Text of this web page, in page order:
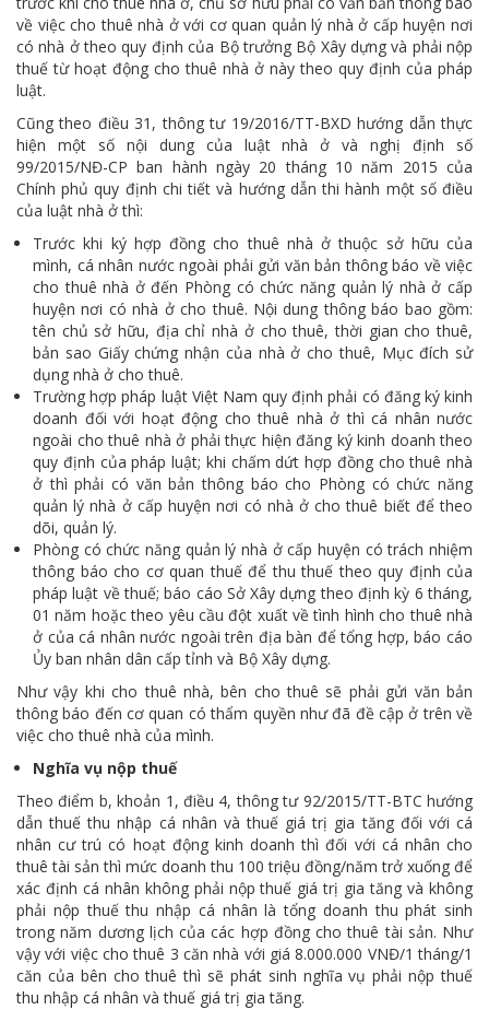
về việc cho thuê nhà ở với cơ quan quản lý nhà ở cấp huyện nơi
có nhà ở theo quy định của Bộ trưởng Bộ Xây dựng và phải nộp
thuế từ hoạt động cho thuê nhà ở này theo quy định của pháp
luật.
Cũng theo điều 31, thông tư 19/2016/TT-BXD hướng dẫn thực
hiện một số nội dung của luật nhà ở và nghị định số
99/2015/NĐ-CP ban hành ngày 20 tháng 10 năm 2015 của
Chính phủ quy định chi tiết và hướng dẫn thi hành một số điều
của luật nhà ở thì:
Trước khi ký hợp đồng cho thuê nhà ở thuộc sở hữu của
mình, cá nhân nước ngoài phải gửi văn bản thông báo về việc
cho thuê nhà ở đến Phòng có chức năng quản lý nhà ở cấp
huyện nơi có nhà ở cho thuê. Nội dung thông báo bao gồm:
tên chủ sở hữu, địa chỉ nhà ở cho thuê, thời gian cho thuê,
bản sao Giấy chứng nhận của nhà ở cho thuê, Mục đích sử
dụng nhà ở cho thuê.
Trường hợp pháp luật Việt Nam quy định phải có đăng ký kinh
doanh đối với hoạt động cho thuê nhà ở thì cá nhân nước
ngoài cho thuê nhà ở phải thực hiện đăng ký kinh doanh theo
quy định của pháp luật; khi chấm dứt hợp đồng cho thuê nhà
ở thì phải có văn bản thông báo cho Phòng có chức năng
quản lý nhà ở cấp huyện nơi có nhà ở cho thuê biết để theo
dõi, quản lý.
Phòng có chức năng quản lý nhà ở cấp huyện có trách nhiệm
thông báo cho cơ quan thuế để thu thuế theo quy định của
pháp luật về thuế; báo cáo Sở Xây dựng theo định kỳ 6 tháng,
01 năm hoặc theo yêu cầu đột xuất về tình hình cho thuê nhà
ở của cá nhân nước ngoài trên địa bàn để tổng hợp, báo cáo
Ủy ban nhân dân cấp tỉnh và Bộ Xây dựng.
Như vậy khi cho thuê nhà, bên cho thuê sẽ phải gửi văn bản
thông báo đến cơ quan có thẩm quyền như đã đề cập ở trên về
việc cho thuê nhà của mình.
Nghĩa vụ nộp thuế
Theo điểm b, khoản 1, điều 4, thông tư 92/2015/TT-BTC hướng
dẫn thuế thu nhập cá nhân và thuế giá trị gia tăng đối với cá
nhân cư trú có hoạt động kinh doanh thì đối với cá nhân cho
thuê tài sản thì mức doanh thu 100 triệu đồng/năm trở xuống để
xác định cá nhân không phải nộp thuế giá trị gia tăng và không
phải nộp thuế thu nhập cá nhân là tổng doanh thu phát sinh
trong năm dương lịch của các hợp đồng cho thuê tài sản. Như
vậy với việc cho thuê 3 căn nhà với giá 8.000.000 VNĐ/1 tháng/1
căn của bên cho thuê thì sẽ phát sinh nghĩa vụ phải nộp thuế
thu nhập cá nhân và thuế giá trị gia tăng.